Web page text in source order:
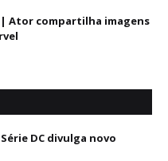
| Ator compartilha imagens
Série DC divulga novo